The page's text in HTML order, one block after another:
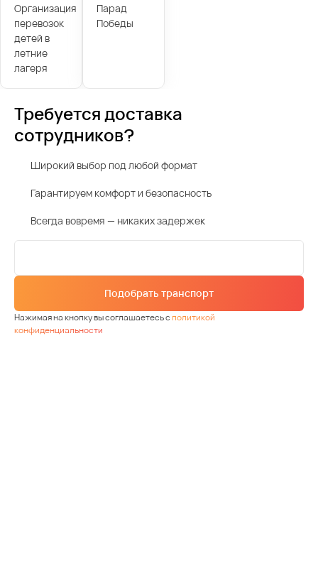
Организация
перевозок
детей в
летние
лагеря
Парад
Победы
Требуется доставка
сотрудников?
Широкий выбор под любой формат
Гарантируем комфорт и безопасность
Всегда вовремя — никаких задержек
Подобрать транспорт
Нажимая на кнопку вы соглашаетесь сполитикой
конфиденциальности